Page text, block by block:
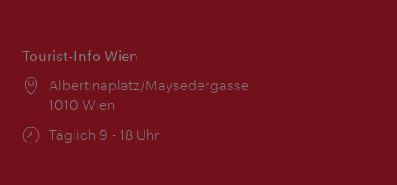
Tourist-Info Wien
Ort:
Albertinaplatz/Maysedergasse
1010 Wien
Öffnungszeiten:
Täglich 9 - 18 Uhr